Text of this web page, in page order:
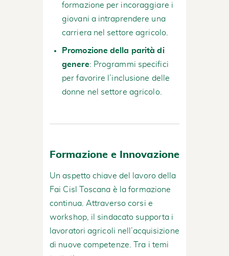
formazione per incoraggiare i
giovani a intraprendere una
carriera nel settore agricolo.
Promozione della parità di
genere: Programmi specifici
per favorire l’inclusione delle
donne nel settore agricolo.
Formazione e Innovazione
Un aspetto chiave del lavoro della
Fai Cisl Toscana è la formazione
continua. Attraverso corsi e
workshop, il sindacato supporta i
lavoratori agricoli nell’acquisizione
di nuove competenze. Tra i temi